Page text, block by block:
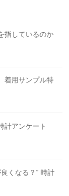
指しているのか
着用サンプル特
計アンケート
くなる？” 時計